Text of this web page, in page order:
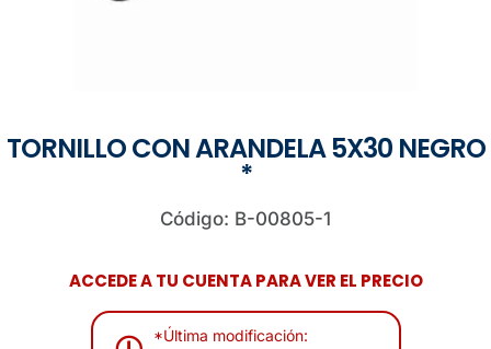
TORNILLO CON ARANDELA 5X30 NEGRO
*
Código: B-00805-1
ACCEDE A TU CUENTA PARA VER EL PRECIO
*Última modificación: